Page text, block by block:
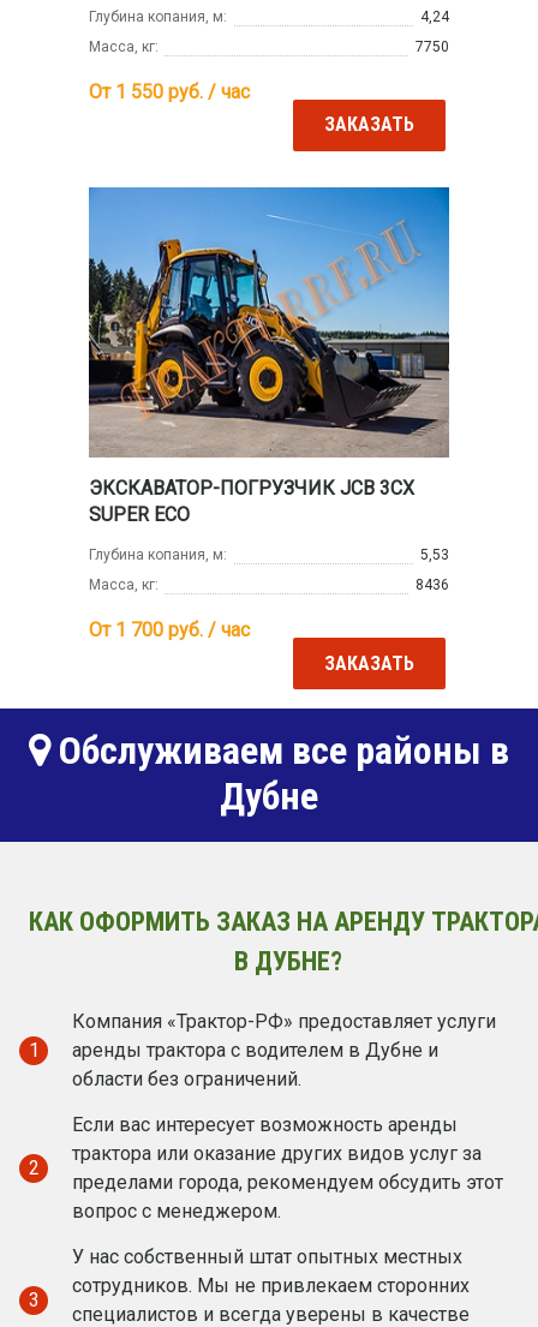
Глубина копания, м:
4,24
Масса, кг:
7750
От 1 550 руб. / час
ЗАКАЗАТЬ
ЭКСКАВАТОР-ПОГРУЗЧИК JCB 3CX
SUPER ECO
Глубина копания, м:
5,53
Масса, кг:
8436
От 1 700 руб. / час
ЗАКАЗАТЬ
Обслуживаем все районы в
Дубне
КАК ОФОРМИТЬ ЗАКАЗ НА АРЕНДУ
В ДУБНЕ?
1
Компания «Трактор-РФ» предоставляет услуги
аренды трактора с водителем в Дубне и
области без ограничений.
2
Если вас интересует возможность аренды
трактора или оказание других видов услуг за
пределами города, рекомендуем обсудить этот
вопрос с менеджером.
3
У нас собственный штат опытных местных
сотрудников. Мы не привлекаем сторонних
специалистов и всегда уверены в качестве